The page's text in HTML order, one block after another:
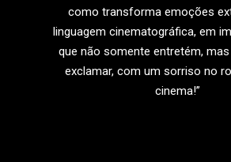
como transforma emoções
linguagem cinematográfica, em
que não somente entretém,
exclamar, com um sorriso no
cinema!”